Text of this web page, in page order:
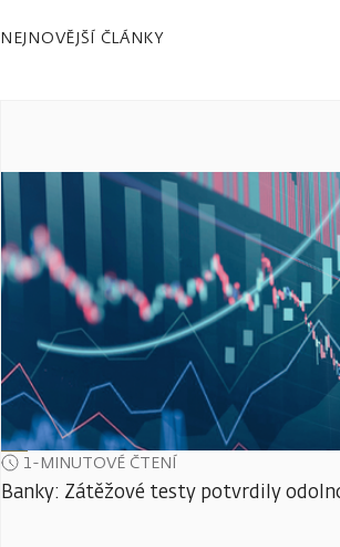
NEJNOVĚJŠÍ ČLÁNKY
1-MINUTOVÉ ČTENÍ
Banky: Zátěžové testy potvrdily